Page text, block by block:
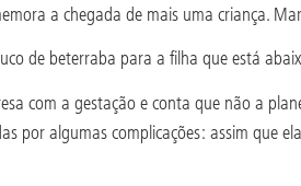
a chegada de mais uma criança.
de beterraba para a filha que está
com a gestação e conta que não a
por algumas complicações: assim que